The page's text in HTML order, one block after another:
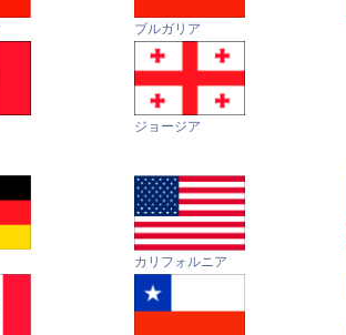
ブルガリア
ジョージア
カリフォルニア